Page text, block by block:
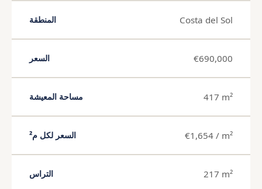
المنطقة Costa del Sol
السعر €690,000
مساحة المعيشة 417 m²
السعر لكل م² €1,654 / m²
التراس 217 m²